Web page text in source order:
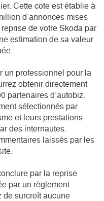
Cette cote est établie à
d’annonces mises
de votre Skoda par
estimation de sa valeur
un professionnel pour la
obtenir directement
partenaires d’autobiz.
sélectionnés par
et leurs prestations
des internautes.
laissés par les
par la reprise
par un règlement
de surcroît aucune